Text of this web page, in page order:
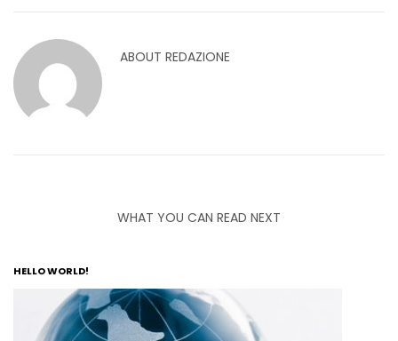
ABOUT REDAZIONE
WHAT YOU CAN READ NEXT
HELLO WORLD!